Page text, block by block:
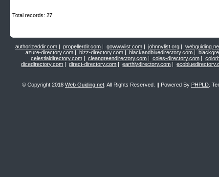
Total records: 27
authorizeddir.com | propellerdir.com | gowwwlist.com | johnnylist.org |
azure-directory.com | bizz-directory.com | blackandbluedirectory.com |
celestialdirectory.com | cleangreendirectory.com | coles-directory.com |
dicedirectory.com | direct-directory.com | earthlydirectory.com |
© Copyright 2018 Web Guiding.net , All Rights Reserved. || Powered By PHPLD .